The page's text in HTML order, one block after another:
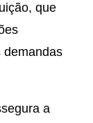
que
demandas
a